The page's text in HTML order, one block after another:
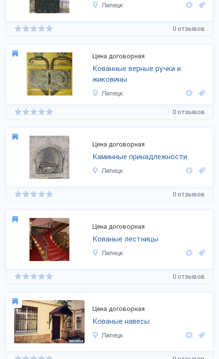
Липецк
0 отзывов
Цена договорная
Кованные верные ручки и
жиковины
Липецк
0 отзывов
Цена договорная
Каминные принадлежности
Липецк
0 отзывов
Цена договорная
Кованые лестницы
Липецк
0 отзывов
Цена договорная
Кованые навесы
Липецк